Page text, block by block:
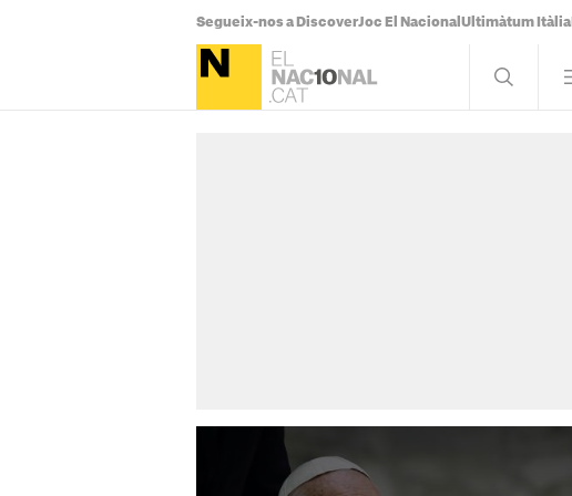
Segueix-nos a DiscoverJoc El Nacional Ultimàtum Itàlia